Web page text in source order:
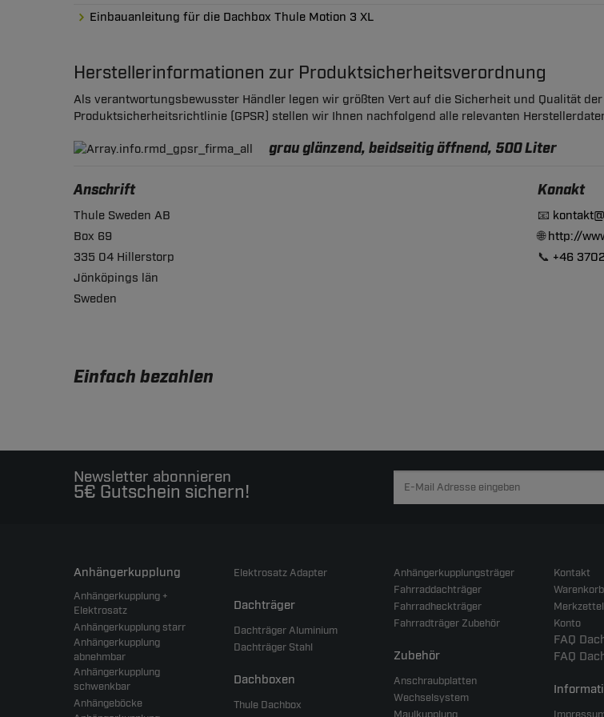
Einbauanleitung für die Dachbox Thule Motion 3 XL
Herstellerinformationen zur Produktsicherheitsverordnung
Als verantwortungsbewusster Händler legen wir größten Vert auf die Sicherheit und Qualität
Produktsicherheitsrichtlinie (GPSR) stellen wir Ihnen nachfolgend alle relevanten
grau glänzend, beidseitig öffnend, 500 Liter
Anschrift
Thule Sweden AB
Box 69
335 04 Hillerstorp
Jönköpings län
Sweden
Konakt
📧
🌐http://
📞 +46
Einfach bezahlen
Newsletter abonnieren
5€ Gutschein sichern!
Anhängerkupplung
Anhängerkupplung +
Elektrosatz
Anhängerkupplung starr
Anhängerkupplung
abnehmbar
Anhängerkupplung
schwenkbar
Anhängeböcke
Elektrosatz Adapter
Dachträger
Dachträger Aluminium
Dachträger Stahl
Dachboxen
Thule Dachbox
Anhängerkupplungsträger
Fahrraddachträger
Fahrradheckträger
Fahrradträger Zubehör
Zubehör
Anschraubplatten
Wechselsystem
Kontakt
Warenkorb
Merkzettel
Konto
FAQ
FAQ